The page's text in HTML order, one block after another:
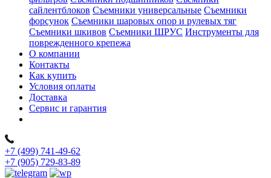
сайлентблоков Съемники универсальные Съемники
форсунок Съемники шаровых опор и рулевых тяг
Съемники шкивов Съемники ШРУС Инструменты для
поврежденного крепежа
О компании
Контакты
Как купить
Условия оплаты
Доставка
Сервис и гарантия
+7 (499) 741-49-62
+7 (905) 729-83-89